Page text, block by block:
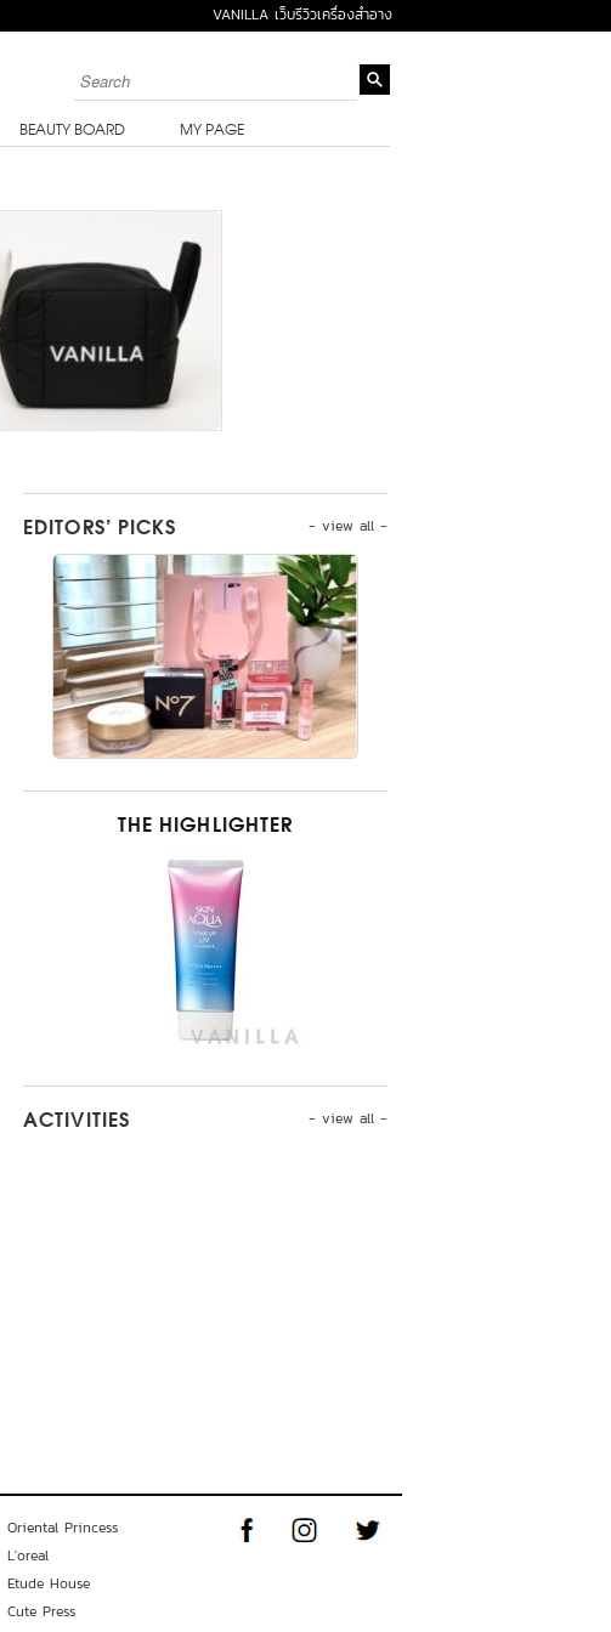
VANILLA เว็บรีวิวเครื่องสำอาง
BEAUTY BOARD MY PAGE
- view all -
EDITORS’ PICKS
THE HIGHLIGHTER
- view all -
ACTIVITIES
Oriental Princess
L'oreal
Etude House
Cute Press